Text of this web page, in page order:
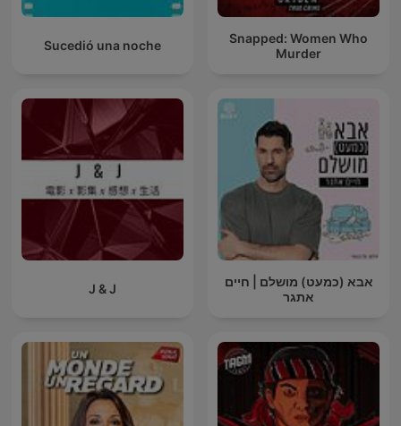
Sucedió una noche
Snapped: Women Who
Murder
J & J
אבא (כמעט) מושלם | חיים
אתגר